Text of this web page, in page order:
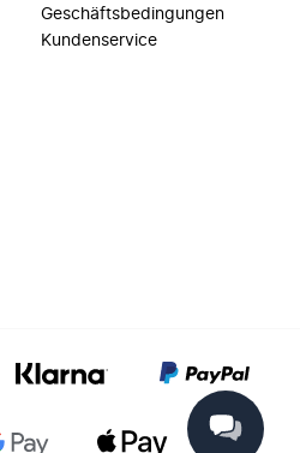
Geschäftsbedingungen
Kundenservice